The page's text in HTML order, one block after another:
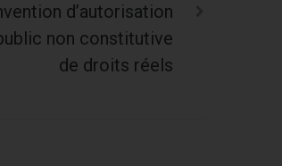
d’autorisation
non constitutive
de droits réels